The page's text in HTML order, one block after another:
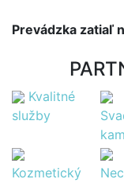
Prevádzka zatiaľ
Kvalitné
služby
Kozmetický